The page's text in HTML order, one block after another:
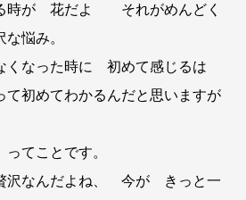
時が 花だよ それがめんどく
悩み。
くなった時に 初めて感じるは
初めてわかるんだと思いますが
てことです。
沢なんだよね、 今が きっと一